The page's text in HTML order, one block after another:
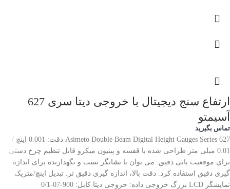
ارتفاع سنج دیجیتال با خروجی دیتا سری 627
آسیمتو
تماس بگیرید
Asimeto Double Beam Digital Height Gauges Series 627 دقت: 0.001 اینچ /
0.01 میلی متر طراحی شده با قفسه و پینیون میکرو قابل تنظیم چرخ دستی
برای موقعیت یابی دقیق. می توان با نشانگر تست و نگهدارنده برای اندازه
گیری دقیق استفاده کرد. دقت بالا، اندازه گیری دقیق تر. تبدیل اینچ/متریک
نمایشگر LCD بزرگ خروجی داده: خروجی دیتا کابل: 900-07-0/1